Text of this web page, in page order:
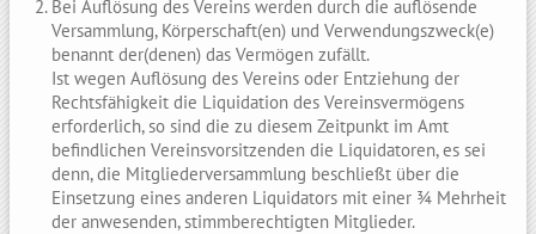
Bei Auflösung des Vereins werden durch die auflösende
Versammlung, Körperschaft(en) und Verwendungszweck(e)
benannt der(denen) das Vermögen zufällt.
Ist wegen Auflösung des Vereins oder Entziehung der
Rechtsfähigkeit die Liquidation des Vereinsvermögens
erforderlich, so sind die zu diesem Zeitpunkt im Amt
befindlichen Vereinsvorsitzenden die Liquidatoren, es sei
denn, die Mitgliederversammlung beschließt über die
Einsetzung eines anderen Liquidators mit einer ¾ Mehrheit
der anwesenden, stimmberechtigten Mitglieder.